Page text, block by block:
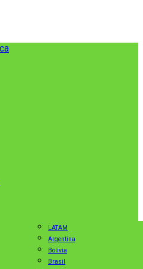
LATAM
Argentina
Bolivia
Brasil